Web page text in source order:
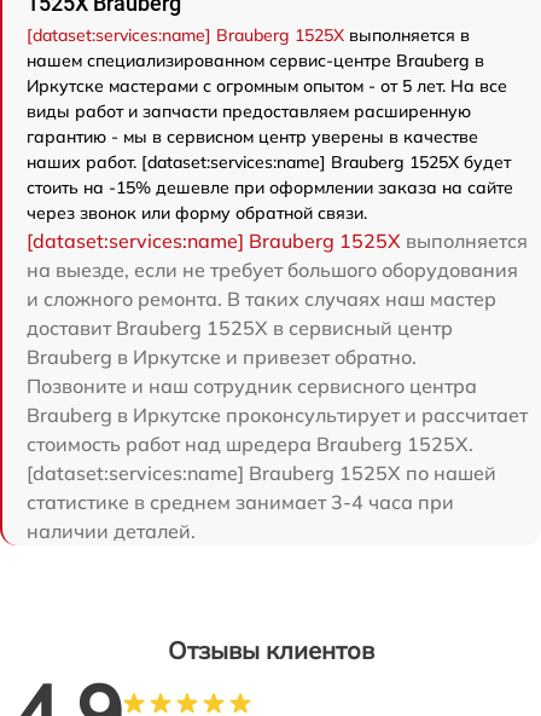
[dataset:services:name] Brauberg 1525X выполняется в
нашем специализированном сервис-центре Brauberg в
Иркутске мастерами с огромным опытом - от 5 лет. На все
виды работ и запчасти предоставляем расширенную
гарантию - мы в сервисном центр уверены в качестве
наших работ. [dataset:services:name] Brauberg 1525X будет
стоить на -15% дешевле при оформлении заказа на сайте
через звонок или форму обратной связи.
[dataset:services:name] Brauberg 1525X выполняется
на выезде, если не требует большого оборудования
и сложного ремонта. В таких случаях наш мастер
доставит Brauberg 1525X в сервисный центр
Brauberg в Иркутске и привезет обратно.
Позвоните и наш сотрудник сервисного центра
Brauberg в Иркутске проконсультирует и рассчитает
стоимость работ над шредера Brauberg 1525X.
[dataset:services:name] Brauberg 1525X по нашей
статистике в среднем занимает 3-4 часа при
наличии деталей.
Отзывы клиентов